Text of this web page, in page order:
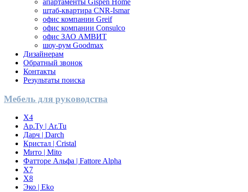
апартаменты Gispen Home
штаб-квартира CNR-Ismar
офис компании Greif
офис компании Consulco
офис ЗАО АМВИТ
шоу-рум Goodmax
Дизайнерам
Обратный звонок
Контакты
Результаты поиска
Мебель для руководства
X4
Ар.Ту | Ar.Tu
Дарч | Darch
Кристал | Cristal
Мито | Mito
Фатторе Альфа | Fattore Alpha
Х7
Х8
Эко | Eko